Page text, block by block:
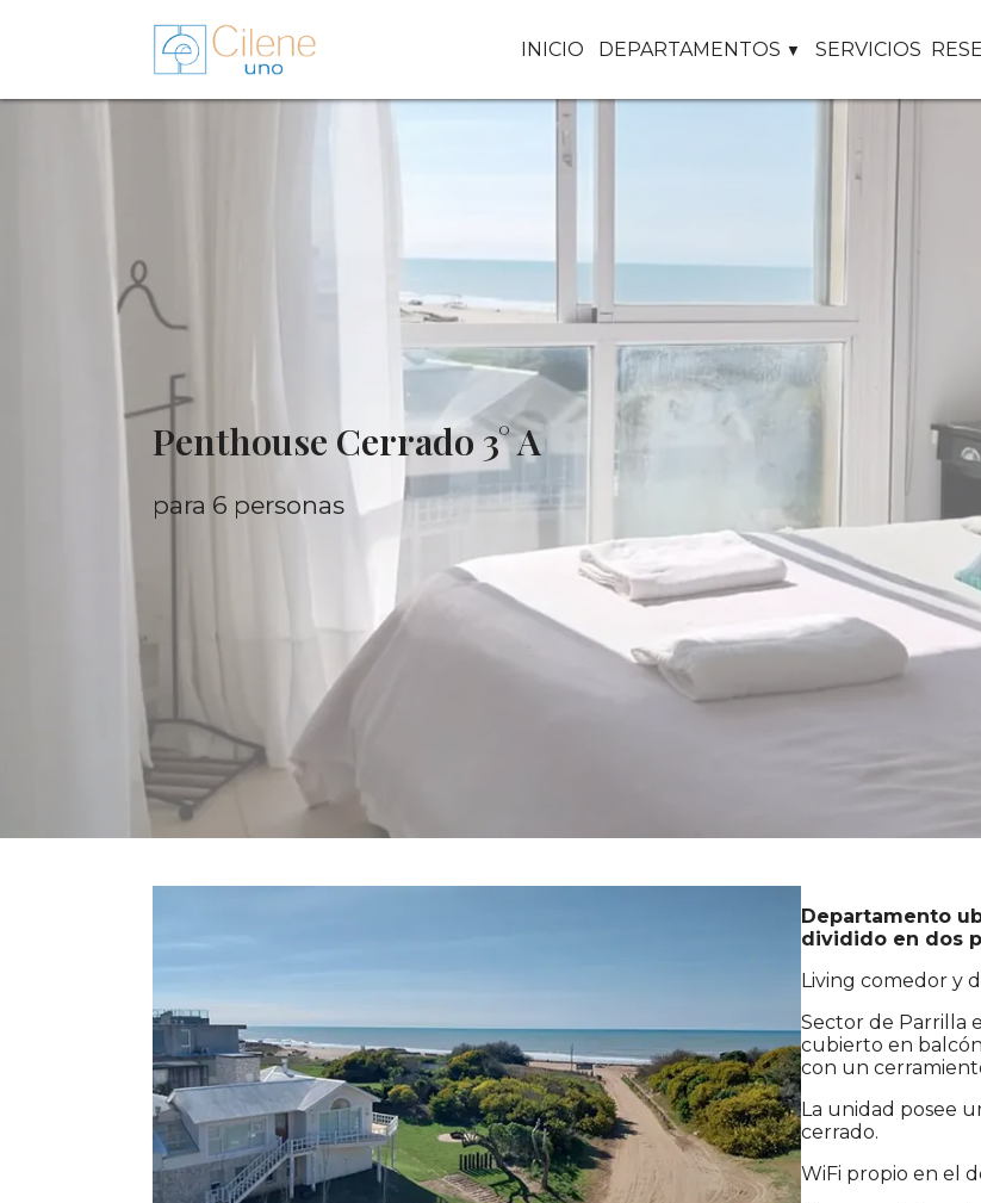
INICIO DEPARTAMENTOS SERVICIOS
Penthouse Cerrado 3° A
para 6 personas
Departamento
dividido en dos
Living comedor y
Sector de Parrilla
cubierto en
con un
La unidad posee
cerrado.
WiFi propio en el